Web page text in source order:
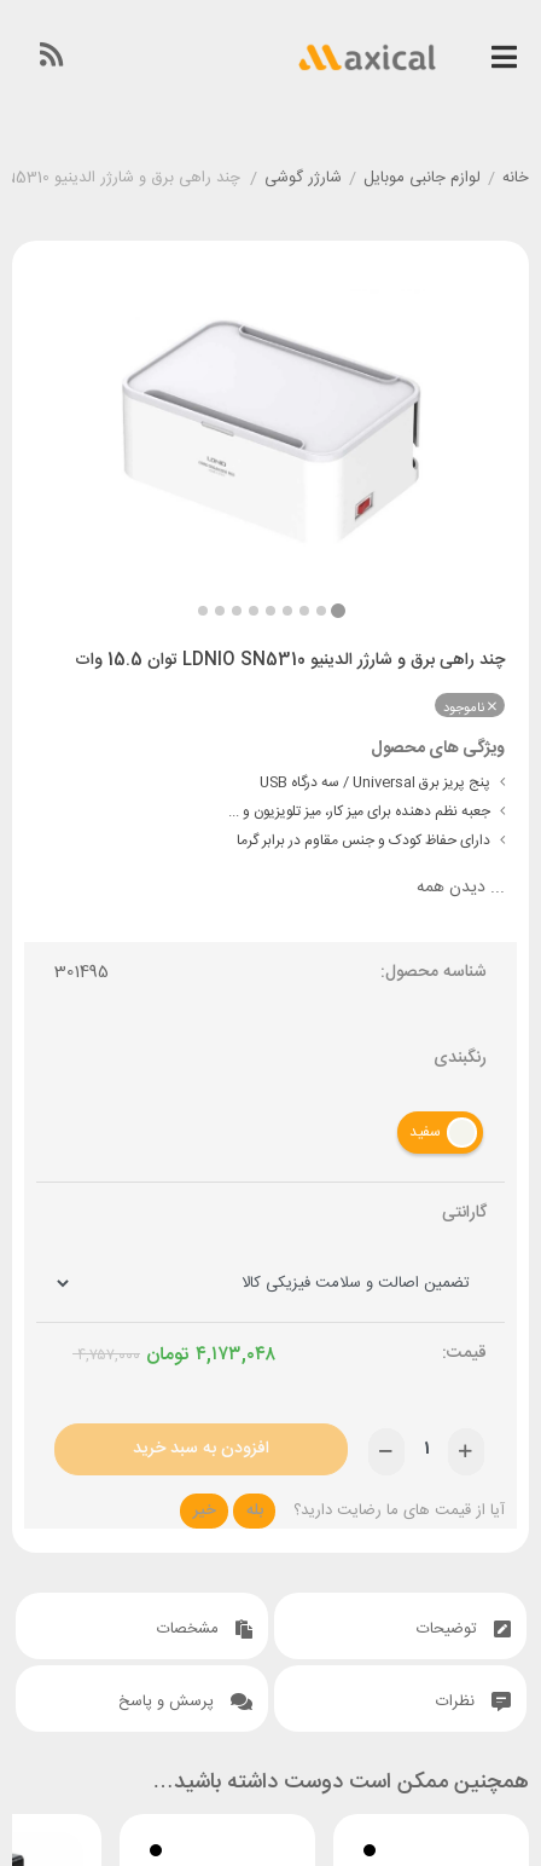
خانه / لوازم جانبی موبایل / شارژر گوشی / چند راهی برق و شارژر الدینیو LDNIO SN5310 توان 15.5 وات
چند راهی برق و شارژر الدینیو LDNIO SN5310 توان 15.5 وات
ناموجود
ویژگی های محصول
پنج پریز برق Universal / سه درگاه USB
جعبه نظم دهنده برای میز کار، میز تلویزیون و ...
دارای حفاظ کودک و جنس مقاوم در برابر گرما
... دیدن همه
شناسه محصول: 301495
رنگبندی
سفید
گارانتی
۴,۷۵۷,۰۰۰ تومان ۴,۱۷۳,۰۴۸
افزودن به سبد خرید
آیا از قیمت های ما رضایت دارید؟ بله خیر
توضیحات مشخصات
نظرات پرسش و پاسخ
همچنین ممکن است دوست داشته باشید…